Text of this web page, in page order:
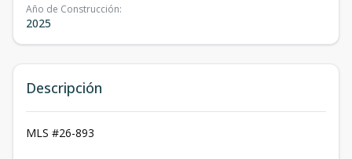
Año de Construcción:
2025
Descripción
MLS #26-893